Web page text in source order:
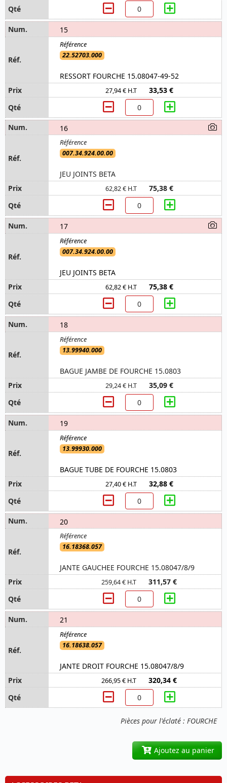
Pièces pour l'éclaté : FOURCHE
15
22.52703.000
RESSORT FOURCHE 15.08047-49-52
27,94 € H.T 33,53 €
16
007.34.924.00.00
JEU JOINTS BETA
62,82 € H.T 75,38 €
17
007.34.924.00.00
JEU JOINTS BETA
62,82 € H.T 75,38 €
18
13.99940.000
BAGUE JAMBE DE FOURCHE 15.0803
29,24 € H.T 35,09 €
19
13.99930.000
BAGUE TUBE DE FOURCHE 15.0803
27,40 € H.T 32,88 €
20
16.18368.057
JANTE GAUCHEE FOURCHE 15.08047/8/9
259,64 € H.T 311,57 €
21
16.18638.057
JANTE DROIT FOURCHE 15.08047/8/9
266,95 € H.T 320,34 €
Ajoutez au panier